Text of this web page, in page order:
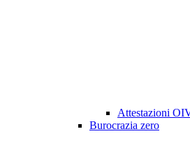
Attestazioni
Burocrazia zero